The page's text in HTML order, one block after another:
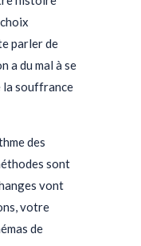
parler de
a du mal à se
la souffrance
des
sont
vont
votre
de